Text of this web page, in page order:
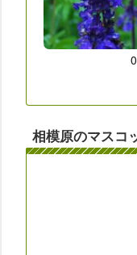
相模原のマスコ